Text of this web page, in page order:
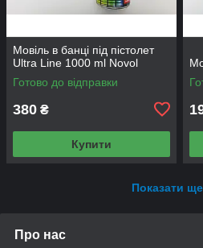
Мовіль в банці під пістолет
Ultra Line 1000 ml Novol
Готово до відправки
380 ₴
Купити
Показати ще
Про нас